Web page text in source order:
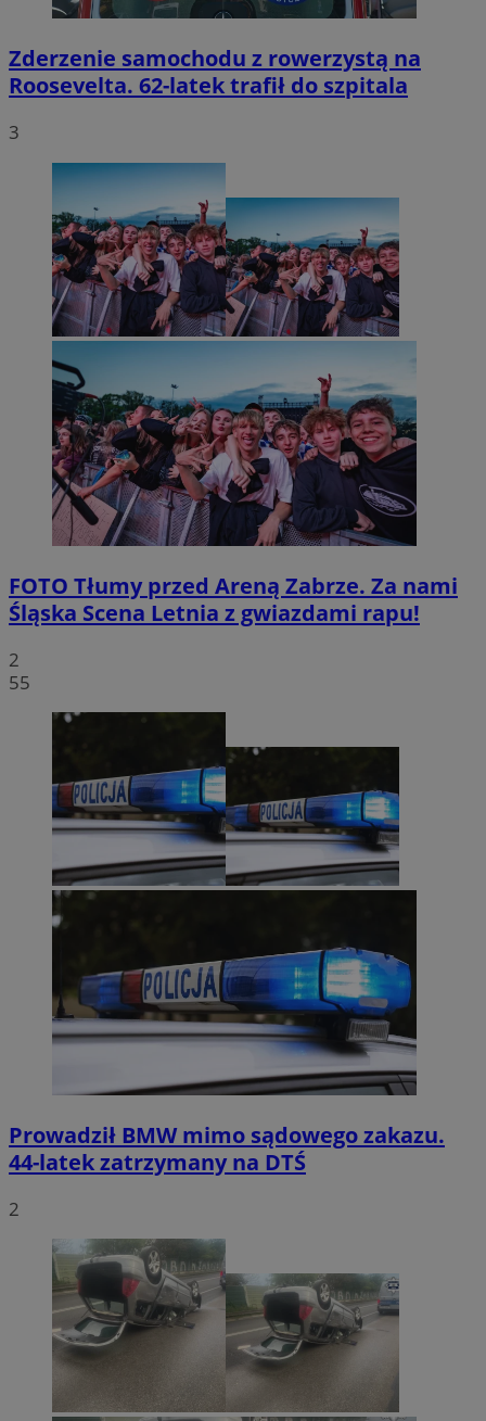
Zderzenie samochodu z rowerzystą na
Roosevelta. 62-latek trafił do szpitala
3
FOTO Tłumy przed Areną Zabrze. Za nami
Śląska Scena Letnia z gwiazdami rapu!
2
55
Prowadził BMW mimo sądowego zakazu.
44-latek zatrzymany na DTŚ
2